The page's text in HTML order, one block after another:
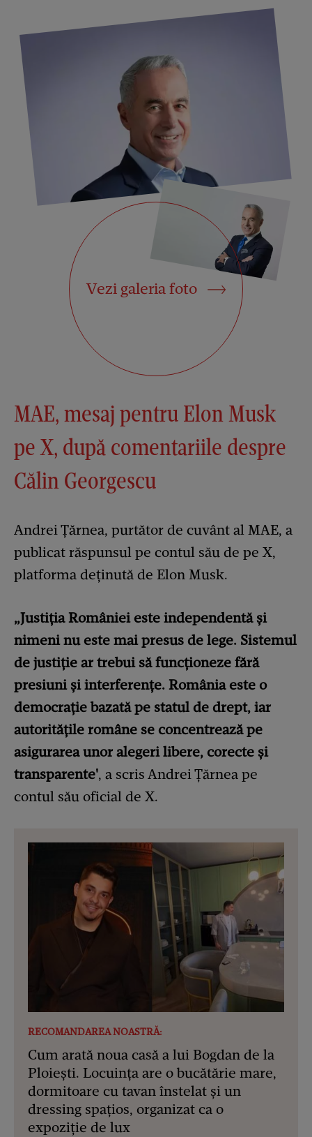
Vezi galeria foto
MAE, mesaj pentru Elon Musk
pe X, după comentariile despre
Călin Georgescu
Andrei Țărnea, purtător de cuvânt al MAE, a
publicat răspunsul pe contul său de pe X,
platforma deţinută de Elon Musk.
„Justiția României este independentă și
nimeni nu este mai presus de lege. Sistemul
de justiție ar trebui să funcționeze fără
presiuni și interferențe. România este o
democrație bazată pe statul de drept, iar
autoritățile române se concentrează pe
asigurarea unor alegeri libere, corecte și
transparente', a scris Andrei Țărnea pe
contul său oficial de X.
RECOMANDAREA NOASTRĂ:
Cum arată noua casă a lui Bogdan de la
Ploiești. Locuința are o bucătărie mare,
dormitoare cu tavan înstelat și un
dressing spațios, organizat ca o
expoziție de lux